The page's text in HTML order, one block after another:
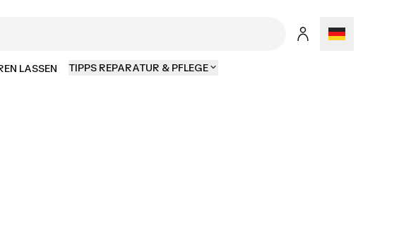
LASSEN TIPPS REPARATUR & PFLEGE